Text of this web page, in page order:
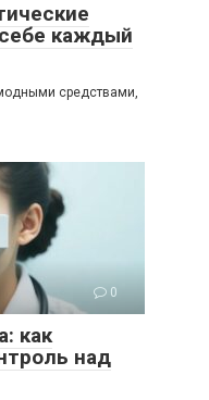
каждый
средствами,
0
как
над